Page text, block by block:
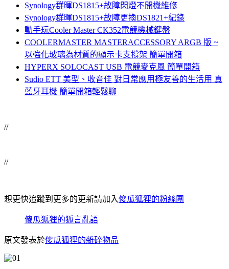
Synology群暉DS1815+故障閃燈不開機維修
Synology群暉DS1815+故障更換DS1821+紀錄
動手玩Cooler Master CK352電競機械鍵盤
COOLERMASTER MASTERACCESSORY ARGB 版 ~
以強化玻璃為材質的顯示卡支撐架 簡單開箱
HYPERX SOLOCAST USB 電競麥克風 簡單開箱
Sudio ETT 美型、收音佳 對日常應用極友善的生活用 真
藍牙耳機 簡單開箱輕鬆聊
//
//
想更快追蹤到更多的更新請加入傻瓜狐狸的粉絲團
傻瓜狐狸的狐言亂語
原文發表於傻瓜狐狸的雜碎物品